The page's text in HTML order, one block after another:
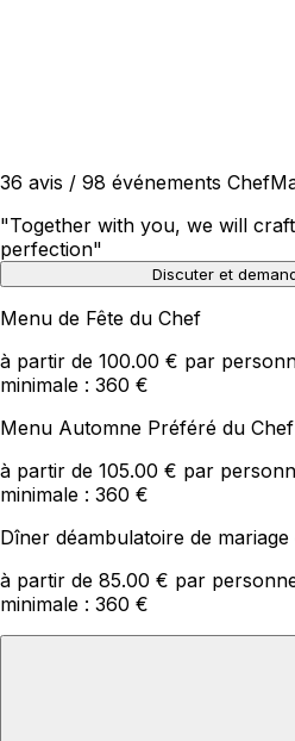
36 avis / 98 événements
"Together with you, we will
perfection"
Discuter et
Menu de Fête du Chef
à partir de 100.00 € par
minimale : 360 €
Menu Automne Préféré du Chef
à partir de 105.00 € par
minimale : 360 €
Dîner déambulatoire de
à partir de 85.00 € par
minimale : 360 €